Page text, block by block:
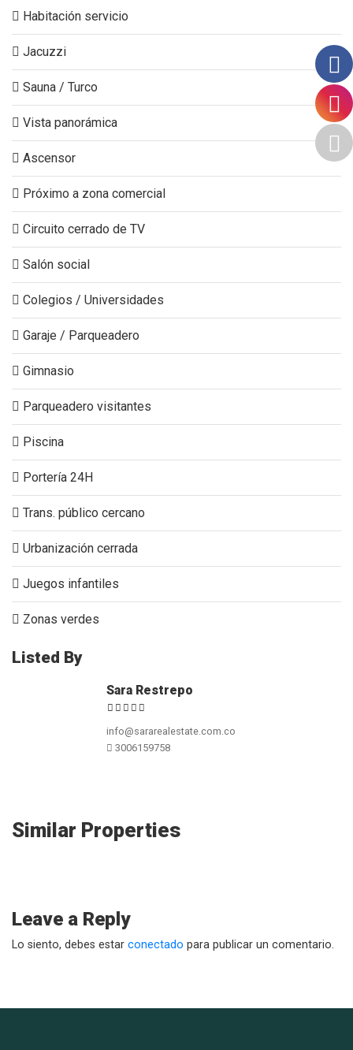
Habitación servicio
Jacuzzi
Sauna / Turco
Vista panorámica
Ascensor
Próximo a zona comercial
Circuito cerrado de TV
Salón social
Colegios / Universidades
Garaje / Parqueadero
Gimnasio
Parqueadero visitantes
Piscina
Portería 24H
Trans. público cercano
Urbanización cerrada
Juegos infantiles
Zonas verdes
Listed By
Sara Restrepo
info@sararealestate.com.co
3006159758
Similar Properties
Leave a Reply
Lo siento, debes estar conectado para publicar un comentario.